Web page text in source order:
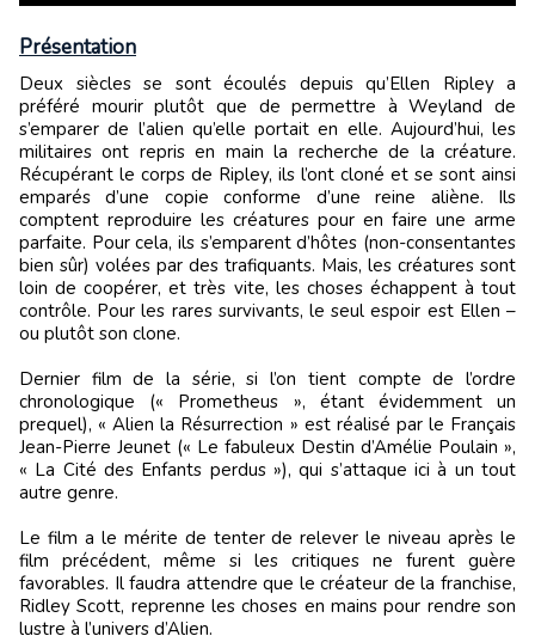
Présentation
Deux siècles se sont écoulés depuis qu’Ellen Ripley a
préféré mourir plutôt que de permettre à Weyland de
s’emparer de l’alien qu’elle portait en elle. Aujourd’hui, les
militaires ont repris en main la recherche de la créature.
Récupérant le corps de Ripley, ils l’ont cloné et se sont ainsi
emparés d’une copie conforme d’une reine aliène. Ils
comptent reproduire les créatures pour en faire une arme
parfaite. Pour cela, ils s’emparent d’hôtes (non-consentantes
bien sûr) volées par des trafiquants. Mais, les créatures sont
loin de coopérer, et très vite, les choses échappent à tout
contrôle. Pour les rares survivants, le seul espoir est Ellen –
ou plutôt son clone.
Dernier film de la série, si l’on tient compte de l’ordre
chronologique (« Prometheus », étant évidemment un
prequel), « Alien la Résurrection » est réalisé par le Français
Jean-Pierre Jeunet (« Le fabuleux Destin d’Amélie Poulain »,
« La Cité des Enfants perdus »), qui s’attaque ici à un tout
autre genre.
Le film a le mérite de tenter de relever le niveau après le
film précédent, même si les critiques ne furent guère
favorables. Il faudra attendre que le créateur de la franchise,
Ridley Scott, reprenne les choses en mains pour rendre son
lustre à l’univers d’Alien.